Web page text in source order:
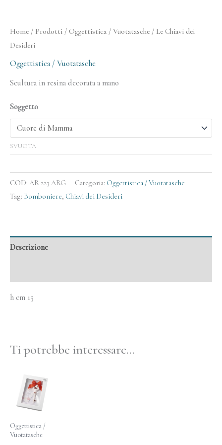
Home / Prodotti / Oggettistica / Vuotatasche / Le Chiavi dei
Desideri
Oggettistica / Vuotatasche
Scultura in resina decorata a mano
Soggetto
SVUOTA
COD: AR 223 ARG Categoria: Oggettistica / Vuotatasche
Tag: Bomboniere, Chiavi dei Desideri
Descrizione
h cm 15
Ti potrebbe interessare…
Oggettistica /
Vuotatasche